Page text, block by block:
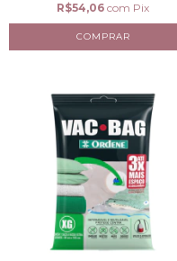
R$54,06 com Pix